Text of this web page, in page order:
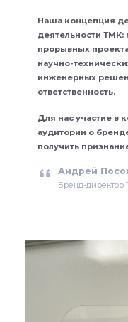
Наша концепция
деятельности ТМК:
прорывных
научно-
инженерных
ответственность.
Для нас участие в
аудитории о
получить
Андрей
Бренд-